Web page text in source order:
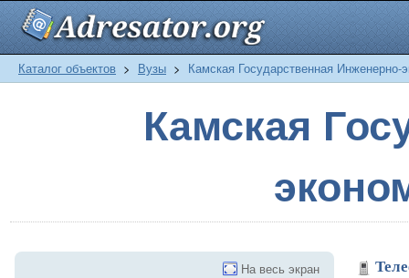
Каталог объектов > Вузы > Камская Государственная Инженерно-
Камская
На весь экран